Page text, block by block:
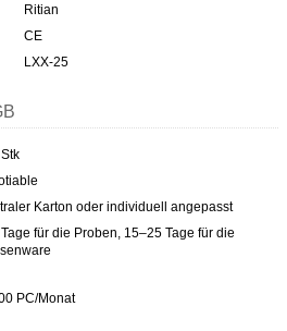
Ritian
CE
LXX-25
Karton oder individuell angepasst
für die Proben, 15–25 Tage für die
PC/Monat